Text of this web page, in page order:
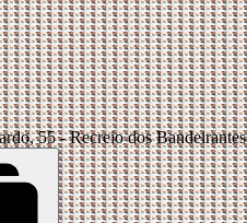
55 - Recreio dos